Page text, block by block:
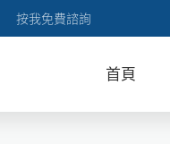
按我免費諮詢
首頁